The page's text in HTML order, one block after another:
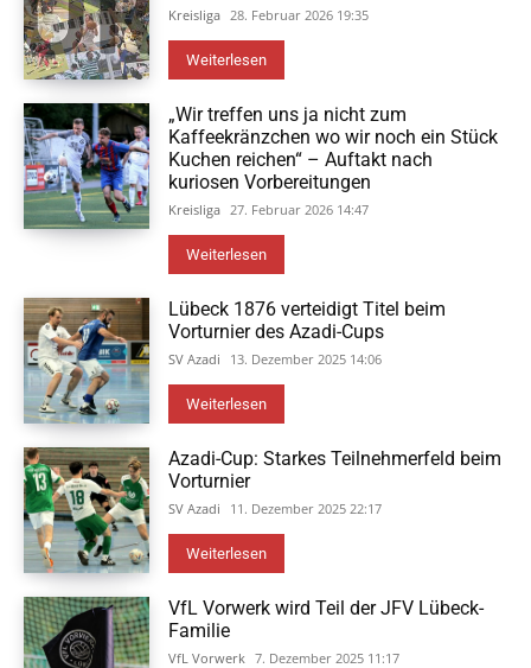
Kreisliga 28. Februar 2026 19:35
Weiterlesen
„Wir treffen uns ja nicht zum
Kaffeekränzchen wo wir noch ein Stück
Kuchen reichen“ – Auftakt nach
kuriosen Vorbereitungen
Kreisliga 27. Februar 2026 14:47
Weiterlesen
Lübeck 1876 verteidigt Titel beim
Vorturnier des Azadi-Cups
SV Azadi 13. Dezember 2025 14:06
Weiterlesen
Azadi-Cup: Starkes Teilnehmerfeld beim
Vorturnier
SV Azadi 11. Dezember 2025 22:17
Weiterlesen
VfL Vorwerk wird Teil der JFV Lübeck-
Familie
VfL Vorwerk 7. Dezember 2025 11:17